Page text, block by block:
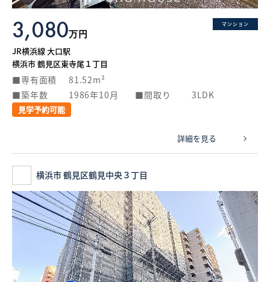
マンション
3,080万円
JR横浜線 大口駅
横浜市 鶴見区東寺尾１丁目
専有面積
81.52m²
築年数
1986年10月 間取り 3LDK
見学予約可能
詳細を見る
横浜市 鶴見区鶴見中央３丁目